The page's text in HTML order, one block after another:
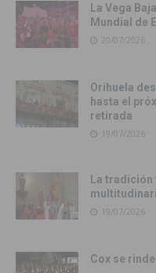
La Vega
Mundial de
20/07/2026
Orihuela
hasta el
retirada
19/07/2026
La tradición
19/07/2026
Cox se